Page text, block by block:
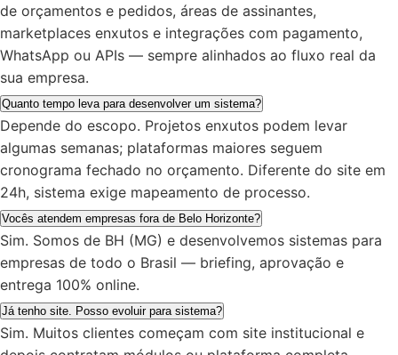
de orçamentos e pedidos, áreas de assinantes,
marketplaces enxutos e integrações com pagamento,
WhatsApp ou APIs — sempre alinhados ao fluxo real da
sua empresa.
Quanto tempo leva para desenvolver um sistema?
Depende do escopo. Projetos enxutos podem levar
algumas semanas; plataformas maiores seguem
cronograma fechado no orçamento. Diferente do site em
24h, sistema exige mapeamento de processo.
Vocês atendem empresas fora de Belo Horizonte?
Sim. Somos de BH (MG) e desenvolvemos sistemas para
empresas de todo o Brasil — briefing, aprovação e
entrega 100% online.
Já tenho site. Posso evoluir para sistema?
Sim. Muitos clientes começam com site institucional e